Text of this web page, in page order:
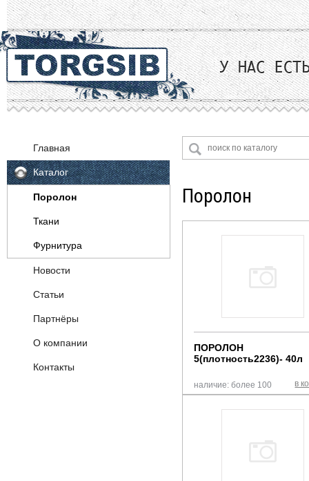
Главная
Каталог
Поролон
Ткани
Велюр
Искусственная кожа
Рогожка
Шенилл
Фурнитура
OKE (Германия)
Метизы
прочее
Новости
Статьи
Партнёры
О компании
Контакты
Поролон
ПОРОЛОН
5(плотность2236)- 40л
в
наличие: более 100